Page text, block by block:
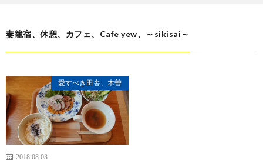
妻籠宿、休憩、カフェ、Cafe yew、～sikisai～
愛すべき田舎、木曽
2018.08.03